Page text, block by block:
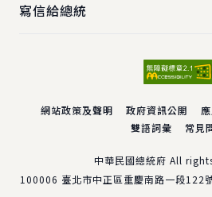
寫信給總統
網站政策及聲明 政府資訊公開
雙語詞彙
常見
中華民國總統府 All
100006 臺北市中正區重慶南路一段122